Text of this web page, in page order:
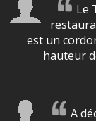
Le
est un
hauteur
A